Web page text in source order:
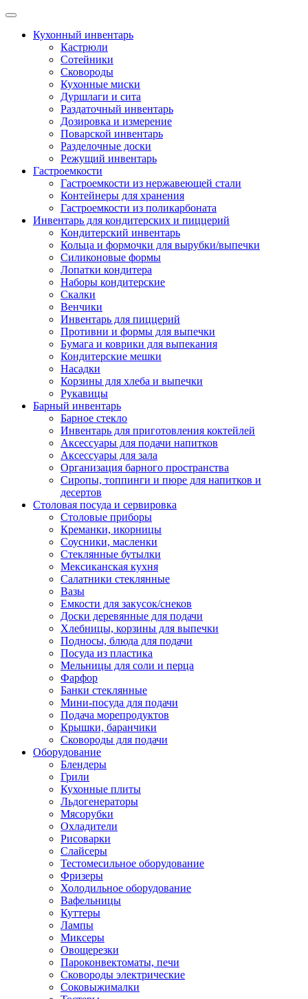
Skip
contentКухонный инвентарь
Кастрюли
Сотейники
Сковороды
Кухонные миски
Дуршлаги и сита
Раздаточный инвентарь
Дозировка и измерение
Поварской инвентарь
Разделочные доски
Режущий инвентарь
Гастроемкости
Гастроемкости из нержавеющей стали
Контейнеры для хранения
Гастроемкости из поликарбоната
Инвентарь для кондитерских и пиццерий
Кондитерский инвентарь
Кольца и формочки для вырубки/выпечки
Силиконовые формы
Лопатки кондитера
Наборы кондитерские
Скалки
Венчики
Инвентарь для пиццерий
Противни и формы для выпечки
Бумага и коврики для выпекания
Кондитерские мешки
Насадки
Корзины для хлеба и выпечки
Рукавицы
Барный инвентарь
Барное стекло
Инвентарь для приготовления коктейлей
Аксессуары для подачи напитков
Аксессуары для зала
Организация барного пространства
Сиропы, топпинги и пюре для напитков и
десертов
Столовая посуда и сервировка
Столовые приборы
Креманки, икорницы
Соусники, масленки
Стеклянные бутылки
Мексиканская кухня
Салатники стеклянные
Вазы
Емкости для закусок/снеков
Доски деревянные для подачи
Хлебницы, корзины для выпечки
Подносы, блюда для подачи
Посуда из пластика
Мельницы для соли и перца
Фарфор
Банки стеклянные
Мини-посуда для подачи
Подача морепродуктов
Крышки, баранчики
Сковороды для подачи
Оборудование
Блендеры
Грили
Кухонные плиты
Льдогенераторы
Мясорубки
Охладители
Рисоварки
Слайсеры
Тестомесильное оборудование
Фризеры
Холодильное оборудование
Вафельницы
Куттеры
Лампы
Миксеры
Овощерезки
Пароконвектоматы, печи
Сковороды электрические
Соковыжималки